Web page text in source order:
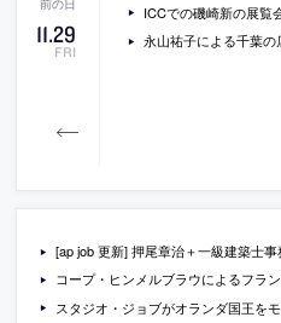
11.29
FRI
ICCでの磯崎新の展覧会「磯
永山祐子による千葉
[ap job 更新] 押尾章治＋一級建築士事務所UAが設計監理スタ
コープ・ヒンメルブラウによるフランス・リヨンの「コンフ
スタジオ・ジョブがオランダ国王をモチーフに